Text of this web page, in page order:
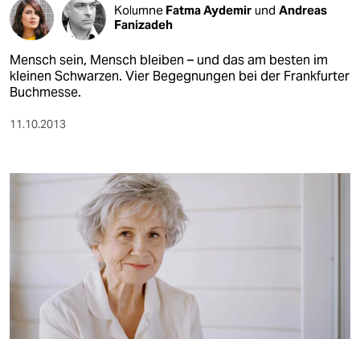
Kolumne Fatma Aydemir und Andreas
Fanizadeh
Mensch sein, Mensch bleiben – und das am besten im
kleinen Schwarzen. Vier Begegnungen bei der Frankfurter
Buchmesse.
11.10.2013